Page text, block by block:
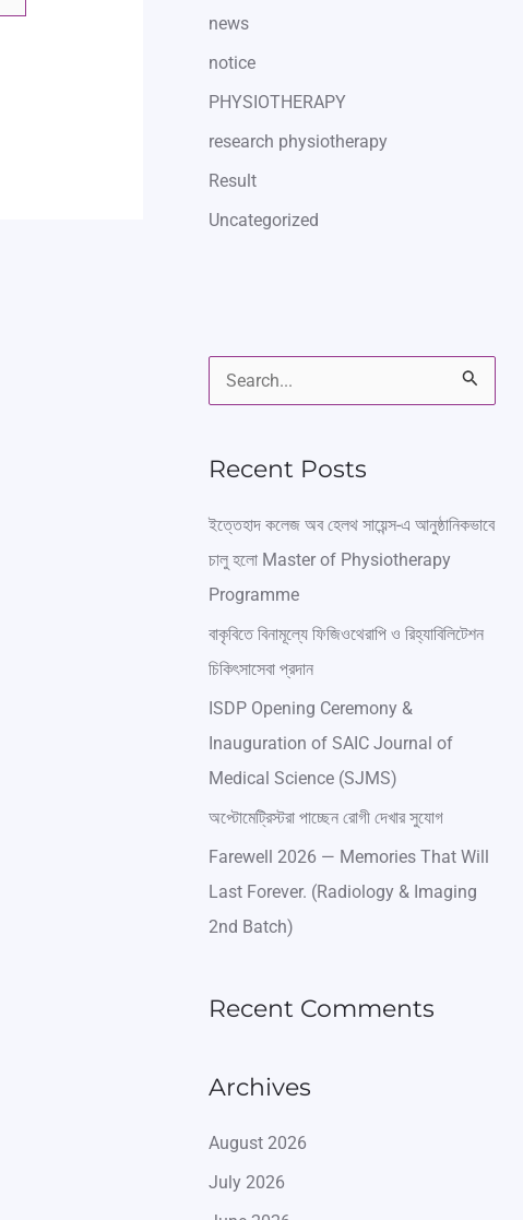
news
notice
PHYSIOTHERAPY
research physiotherapy
Result
Uncategorized
a
h
o
r
:
Recent Posts
ইত্তেহাদ কলেজ অব হেলথ সায়েন্স-এ আনুষ্ঠানিকভাবে
চালু হলো Master of Physiotherapy
Programme
বাকৃবিতে বিনামূল্যে ফিজিওথেরাপি ও রিহ্যাবিলিটেশন
চিকিৎসাসেবা প্রদান
ISDP Opening Ceremony &
Inauguration of SAIC Journal of
Medical Science (SJMS)
অপ্টোমেট্রিস্টরা পাচ্ছেন রোগী দেখার সুযোগ
Farewell 2026 — Memories That Will
Last Forever. (Radiology & Imaging
2nd Batch)
Recent Comments
Archives
August 2026
July 2026